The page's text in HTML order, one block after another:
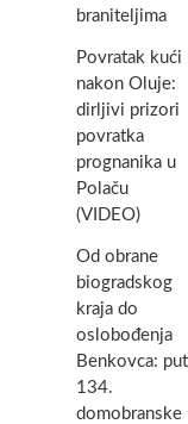
braniteljima
Povratak kući
nakon Oluje:
dirljivi prizori
povratka
prognanika u
Polaču
(VIDEO)
Od obrane
biogradskog
kraja do
oslobođenja
Benkovca: put
134.
domobranske